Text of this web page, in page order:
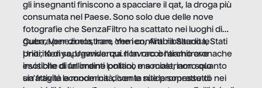
gli insegnanti finiscono a spacciare il qat, la droga più
consumata nel Paese. Sono solo due delle nove
fotografie che SenzaFiltro ha scattato nei luoghi di
guerra per dimostrare che i conflitti ribaltano le
priorità di sopravvivenza. Il lavoro è l’architrave
invisibile di un ordine politico e sociale, non solo
un’attività economica: diventa nitida soprattutto nei
Cuba, Venezuela, Iran, Yemen, Arabia Saudita, Stati
Uniti, Kenya, Uganda: qui non raccontiamo cronache
esotiche di fallimenti lontani, ma mostriamo quanto
sia fragile la modernità, con le sue promesse di